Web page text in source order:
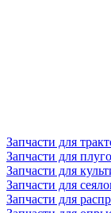
Запчасти для
Запчасти для
Запчасти для
Запчасти для
Запчасти для